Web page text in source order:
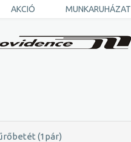
AKCIÓ MUNKARUHÁZAT
(1pár)